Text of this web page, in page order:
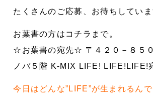
たくさんのご応募、お待ちしていま
お葉書の方はコチラまで。
☆お葉書の宛先☆ 〒４２０－８５
ノバ５階 K-MIX LIFE! LIFE!LIFE!
今日はどんな”LIFE”が生まれるん